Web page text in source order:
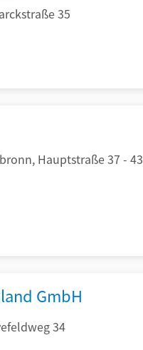
35
Hauptstraße 37 - 43
GmbH
34